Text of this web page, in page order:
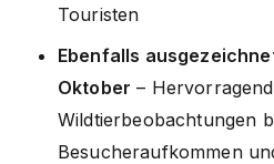
Touristen
Ebenfalls
Oktober –
Wildtierbeobachtungen
Besucheraufkommen